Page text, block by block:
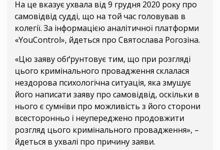
На це вказує ухвала від 9 грудня 2020 року про
самовідвід судді, що на той час головував в
колегії. За інформацією аналітичної платформи
«YouControl», йдеться про Святослава Рогозіна.
«Цю заяву обґрунтовує тим, що при розгляді
цього кримінального провадження склалася
нездорова психологічна ситуація, яка змушує
його написати заяву про самовідвід, оскільки в
нього є сумніви про можливість з його сторони
всесторонньо і неупереджено продовжити
розгляд цього кримінального провадження», –
йдеться в ухвалі про причину заяви.